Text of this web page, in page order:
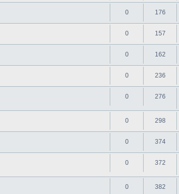
0 176
0 157
0 162
0 236
0 276
0 298
0 374
0 372
0 382